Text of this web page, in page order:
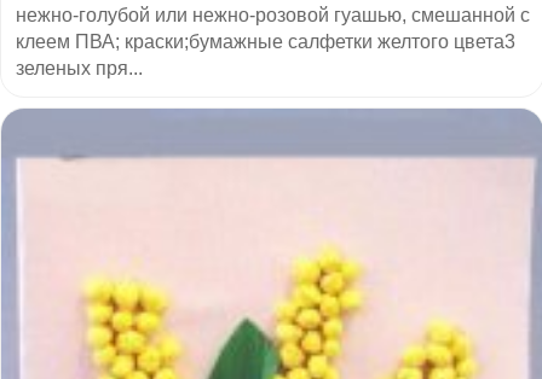
нежно-голубой или нежно-розовой гуашью, смешанной с
клеем ПВА; краски;бумажные салфетки желтого цвета3
зеленых пря...